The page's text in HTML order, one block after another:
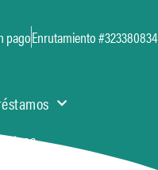
pagoEnrutamiento #323380834